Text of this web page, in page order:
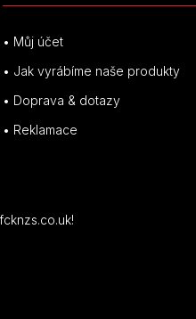
• Můj účet
• Jak vyrábíme naše produkty
• Doprava & dotazy
• Reklamace